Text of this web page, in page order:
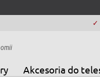
✓
Akcesoria do